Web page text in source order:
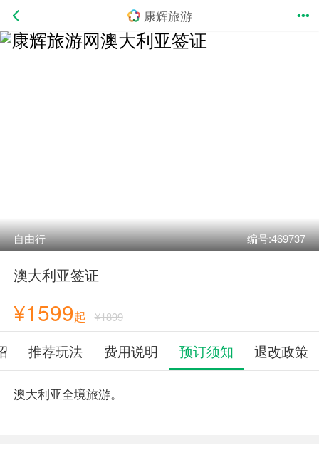
康辉旅游
自由行 编号:469737
澳大利亚签证
¥1599起 ¥1899
推荐玩法 费用说明 预订须知 退改政策
澳大利亚全境旅游。